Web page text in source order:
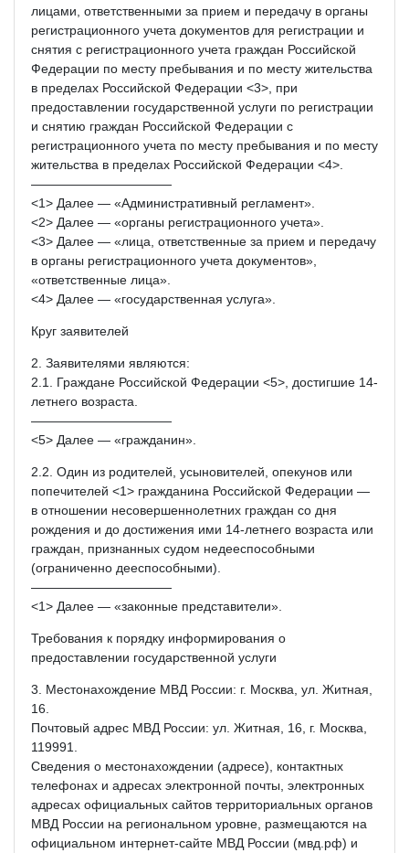
лицами, ответственными за прием и передачу в органы
регистрационного учета документов для регистрации и
снятия с регистрационного учета граждан Российской
Федерации по месту пребывания и по месту жительства
в пределах Российской Федерации <3>, при
предоставлении государственной услуги по регистрации
и снятию граждан Российской Федерации с
регистрационного учета по месту пребывания и по месту
жительства в пределах Российской Федерации <4>.
———————————
<1> Далее — «Административный регламент».
<2> Далее — «органы регистрационного учета».
<3> Далее — «лица, ответственные за прием и передачу
в органы регистрационного учета документов»,
«ответственные лица».
<4> Далее — «государственная услуга».
Круг заявителей
2. Заявителями являются:
2.1. Граждане Российской Федерации <5>, достигшие 14-
летнего возраста.
———————————
<5> Далее — «гражданин».
2.2. Один из родителей, усыновителей, опекунов или
попечителей <1> гражданина Российской Федерации —
в отношении несовершеннолетних граждан со дня
рождения и до достижения ими 14-летнего возраста или
граждан, признанных судом недееспособными
(ограниченно дееспособными).
———————————
<1> Далее — «законные представители».
Требования к порядку информирования о
предоставлении государственной услуги
3. Местонахождение МВД России: г. Москва, ул. Житная,
16.
Почтовый адрес МВД России: ул. Житная, 16, г. Москва,
119991.
Сведения о местонахождении (адресе), контактных
телефонах и адресах электронной почты, электронных
адресах официальных сайтов территориальных органов
МВД России на региональном уровне, размещаются на
официальном интернет-сайте МВД России (мвд.рф) и